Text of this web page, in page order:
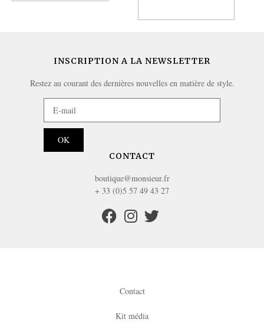
INSCRIPTION A LA NEWSLETTER
Restez au courant des dernières nouvelles en matière de style.
OK
CONTACT
boutique@monsieur.fr
+ 33 (0)5 57 49 43 27
Contact
Kit média